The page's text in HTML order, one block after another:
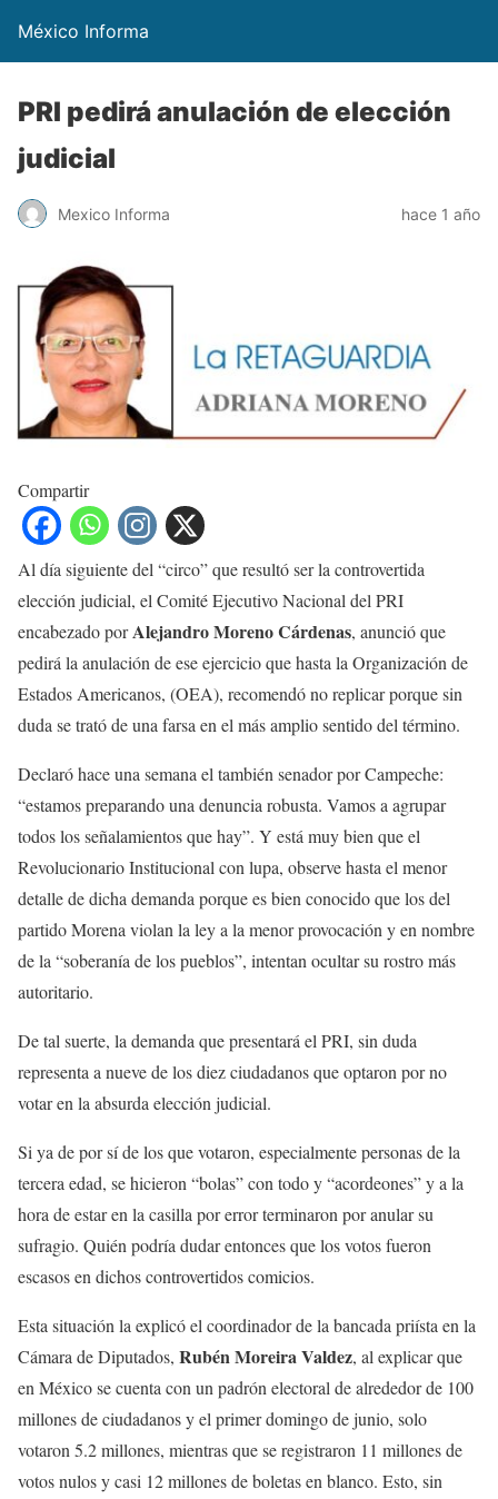
México Informa
PRI pedirá anulación de elección
judicial
Mexico Informa hace 1 año
Compartir
Al día siguiente del “circo” que resultó ser la controvertida
elección judicial, el Comité Ejecutivo Nacional del PRI
encabezado porAlejandro Moreno Cárdenas, anunció que
pedirá la anulación de ese ejercicio que hasta la Organización de
Estados Americanos, (OEA), recomendó no replicar porque sin
duda se trató de una farsa en el más amplio sentido del término.
Declaró hace una semana el también senador por Campeche:
“estamos preparando una denuncia robusta. Vamos a agrupar
todos los señalamientos que hay”. Y está muy bien que el
Revolucionario Institucional con lupa, observe hasta el menor
detalle de dicha demanda porque es bien conocido que los del
partido Morena violan la ley a la menor provocación y en nombre
de la “soberanía de los pueblos”, intentan ocultar su rostro más
autoritario.
De tal suerte, la demanda que presentará el PRI, sin duda
representa a nueve de los diez ciudadanos que optaron por no
votar en la absurda elección judicial.
Si ya de por sí de los que votaron, especialmente personas de la
tercera edad, se hicieron “bolas” con todo y “acordeones” y a la
hora de estar en la casilla por error terminaron por anular su
sufragio. Quién podría dudar entonces que los votos fueron
escasos en dichos controvertidos comicios.
Esta situación la explicó el coordinador de la bancada priísta en la
Cámara de Diputados, Rubén Moreira Valdez, al explicar que
en México se cuenta con un padrón electoral de alrededor de 100
millones de ciudadanos y el primer domingo de junio, solo
votaron 5.2 millones, mientras que se registraron 11 millones de
votos nulos y casi 12 millones de boletas en blanco. Esto, sin